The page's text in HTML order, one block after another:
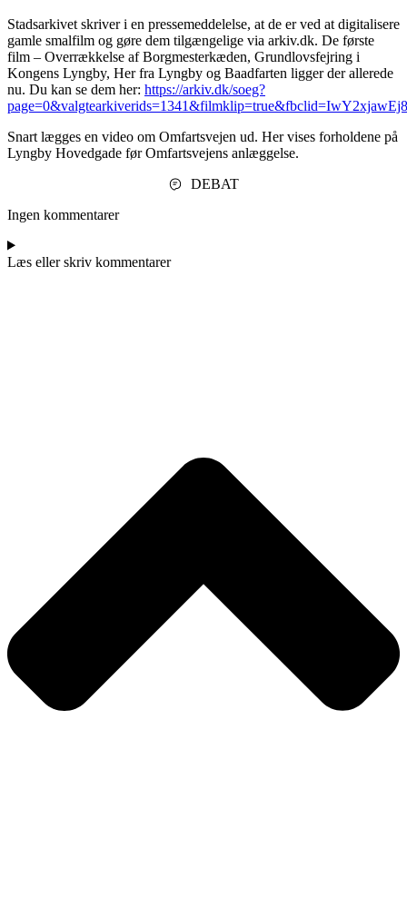
Stadsarkivet skriver i en pressemeddelelse, at de er ved at digitalisere
gamle smalfilm og gøre dem tilgængelige via arkiv.dk. De første
film – Overrækkelse af Borgmesterkæden, Grundlovsfejring i
Kongens Lyngby, Her fra Lyngby og Baadfarten ligger der allerede
nu. Du kan se dem her: https://arkiv.dk/soeg?
Snart lægges en video om Omfartsvejen ud. Her vises forholdene på
Lyngby Hovedgade før Omfartsvejens anlæggelse.
DEBAT
Ingen kommentarer
Læs eller skriv kommentarer